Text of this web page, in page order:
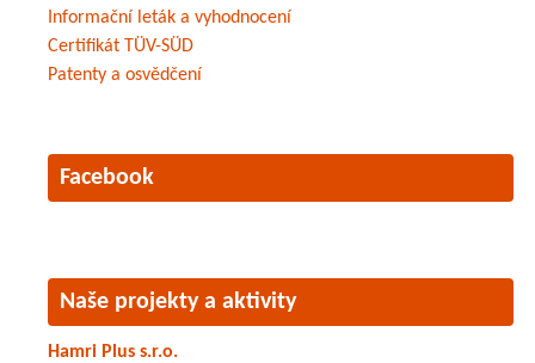
Informační leták a vyhodnocení
Certifikát TÜV-SÜD
Patenty a osvědčení
Facebook
Naše projekty a aktivity
Hamri Plus s.r.o.